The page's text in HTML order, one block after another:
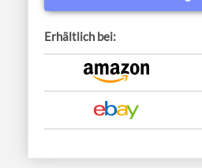
Erhältlich bei: